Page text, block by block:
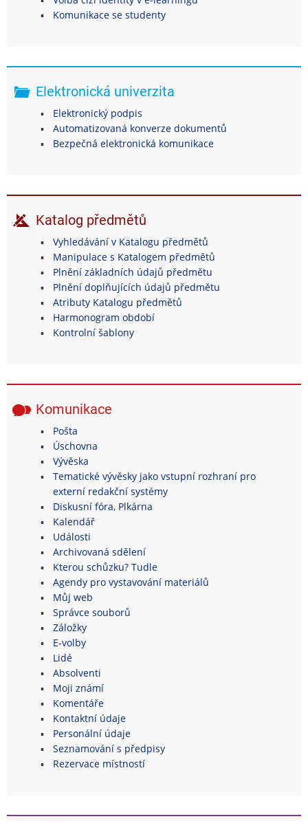
Komunikace se studenty
Elektronická univerzita
Elektronický podpis
Automatizovaná konverze dokumentů
Bezpečná elektronická komunikace
Katalog předmětů
Vyhledávání v Katalogu předmětů
Manipulace s Katalogem předmětů
Plnění základních údajů předmětu
Plnění doplňujících údajů předmětu
Atributy Katalogu předmětů
Harmonogram období
Kontrolní šablony
Komunikace
Pošta
Úschovna
Vývěska
Tematické vývěsky jako vstupní rozhraní pro
externí redakční systémy
Diskusní fóra, Plkárna
Kalendář
Události
Archivovaná sdělení
Kterou schůzku? Tudle
Agendy pro vystavování materiálů
Můj web
Správce souborů
Záložky
E-volby
Lidé
Absolventi
Moji známí
Komentáře
Kontaktní údaje
Personální údaje
Seznamování s předpisy
Rezervace místností